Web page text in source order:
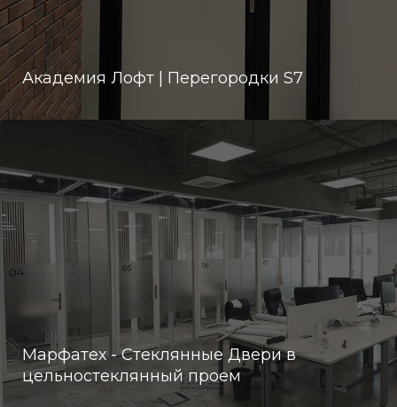
Академия Лофт | Перегородки S7
Марфатех - Стеклянные Двери в
цельностеклянный проем